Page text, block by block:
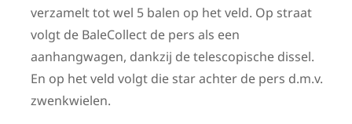
verzamelt tot wel 5 balen op het veld. Op straat
volgt de BaleCollect de pers als een
aanhangwagen, dankzij de telescopische dissel.
En op het veld volgt die star achter de pers d.m.v.
zwenkwielen.